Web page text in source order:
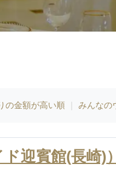
の金額が高い順 みんなの
迎賓館(長崎)）